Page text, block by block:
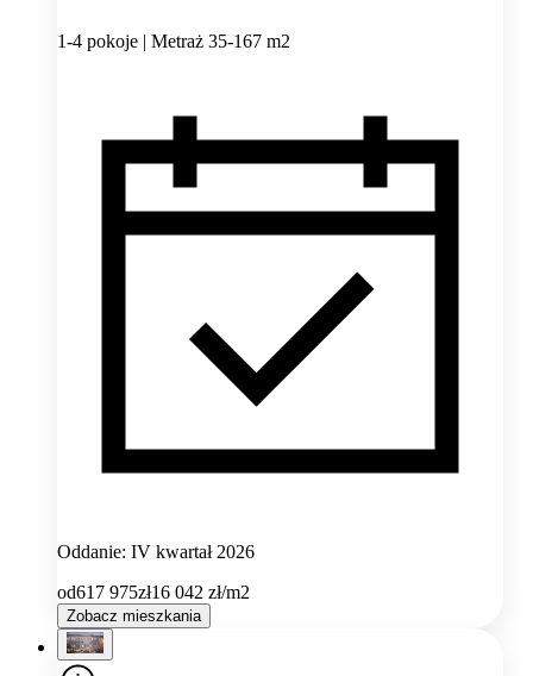
1-4 pokoje | Metraż 35-167 m2
Oddanie: IV kwartał 2026
od617 975zł16 042 zł/m2
Zobacz mieszkania